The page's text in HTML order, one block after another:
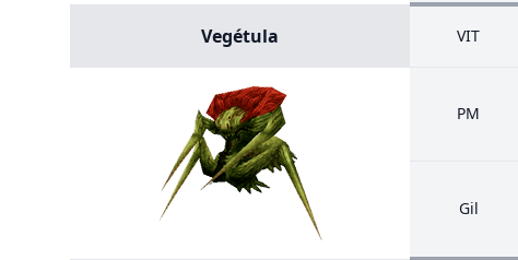
Vegétula VIT
PM
Gil